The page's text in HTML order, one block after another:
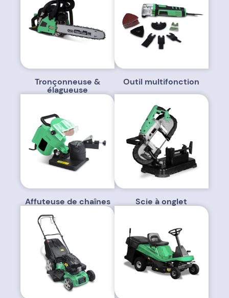
Tronçonneuse &
élagueuse
Outil multifonction
Affuteuse de chaînes Scie à onglet